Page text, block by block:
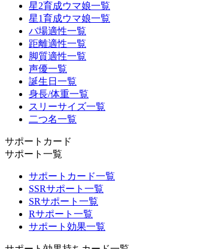
星2育成ウマ娘一覧
星1育成ウマ娘一覧
バ場適性一覧
距離適性一覧
脚質適性一覧
声優一覧
誕生日一覧
身長/体重一覧
スリーサイズ一覧
二つ名一覧
サポートカード
サポート一覧
サポートカード一覧
SSRサポート一覧
SRサポート一覧
Rサポート一覧
サポート効果一覧